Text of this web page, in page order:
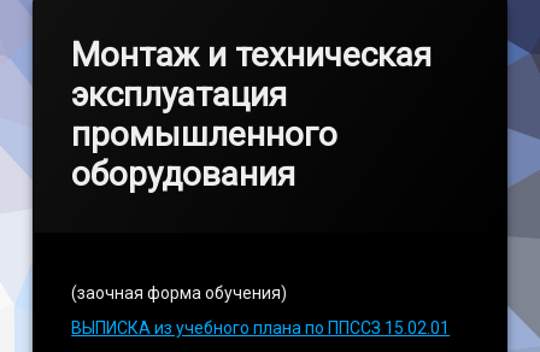
Монтаж и техническая
эксплуатация
промышленного
оборудования
(заочная форма обучения)
ВЫПИСКА из учебного плана по ППССЗ 15.02.01